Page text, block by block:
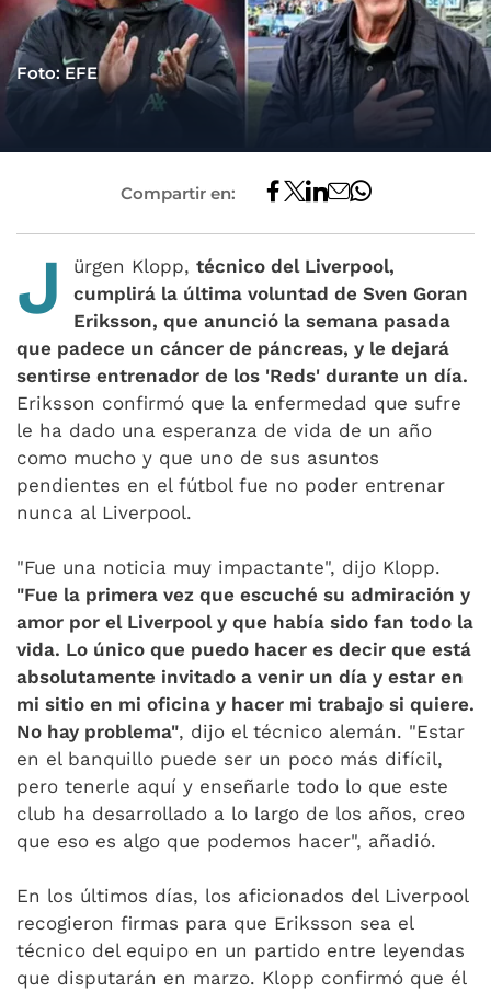
Foto: EFE
Compartir en:
J ürgen Klopp, técnico del Liverpool,
cumplirá la última voluntad de Sven Goran
Eriksson, que anunció la semana pasada
que padece un cáncer de páncreas, y le dejará
sentirse entrenador de los 'Reds' durante un día.
Eriksson confirmó que la enfermedad que sufre
le ha dado una esperanza de vida de un año
como mucho y que uno de sus asuntos
pendientes en el fútbol fue no poder entrenar
nunca al Liverpool.
"Fue una noticia muy impactante", dijo Klopp.
"Fue la primera vez que escuché su admiración y
amor por el Liverpool y que había sido fan todo la
vida. Lo único que puedo hacer es decir que está
absolutamente invitado a venir un día y estar en
mi sitio en mi oficina y hacer mi trabajo si quiere.
No hay problema", dijo el técnico alemán. "Estar
en el banquillo puede ser un poco más difícil,
pero tenerle aquí y enseñarle todo lo que este
club ha desarrollado a lo largo de los años, creo
que eso es algo que podemos hacer", añadió.
En los últimos días, los aficionados del Liverpool
recogieron firmas para que Eriksson sea el
técnico del equipo en un partido entre leyendas
que disputarán en marzo. Klopp confirmó que él